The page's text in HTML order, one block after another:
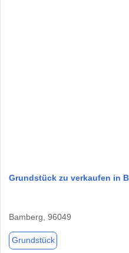
Grundstück zu verkaufen in
Bamberg, 96049
Grundstück